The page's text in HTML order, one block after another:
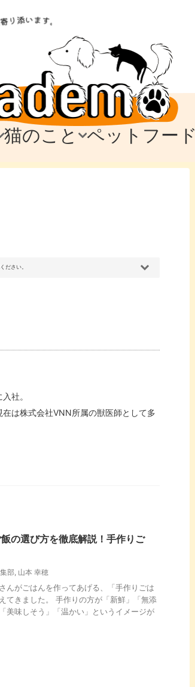
猫のこと ペットフード
ださい。
社。
は株式会社VNN所属の獣医師として多
飯の選び方を徹底解説！手作りご
部 山本 幸穂
んがごはんを作ってあげる、「手作りごは
てきました。 手作りの方が「新鮮」「無添
美味しそう」「温かい」というイメージが